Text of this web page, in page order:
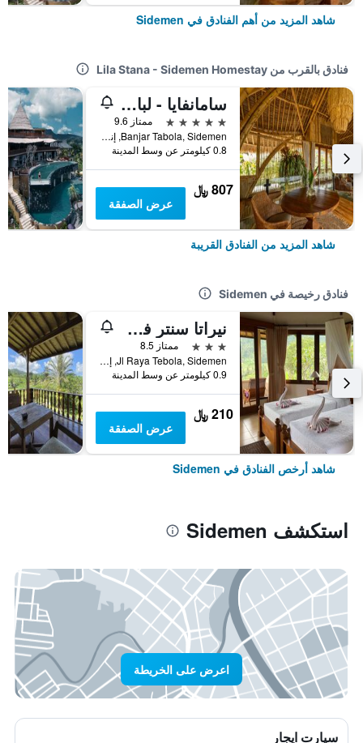
شاهد المزيد من أهم الفنادق في Sidemen
فنادق بالقرب من Lila Stana - Sidemen Homestay
سامانفايا - لبالغيس فقط
5 نجوم
ممتاز 9.6
Banjar Tabola, Sidemen, إندونيسيا
0.8 كيلومتر عن وسط المدينة
807 ﷼
عرض الصفقة
شاهد المزيد من الفنادق القريبة
فنادق رخيصة في Sidemen
نيراتا سنتر فور ليفينج أوارينيس
3 نجوم
ممتاز 8.5
Jl Raya Tebola, Sidemen, إندونيسيا
0.9 كيلومتر عن وسط المدينة
210 ﷼
عرض الصفقة
شاهد أرخص الفنادق في Sidemen
استكشف Sidemen
اعرض على الخريطة
سيارت ايجار